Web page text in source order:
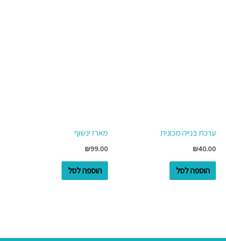
ערכת בנייה מכונית
₪40.00
הוספה לסל
מארז ינשוף
₪99.00
הוספה לסל